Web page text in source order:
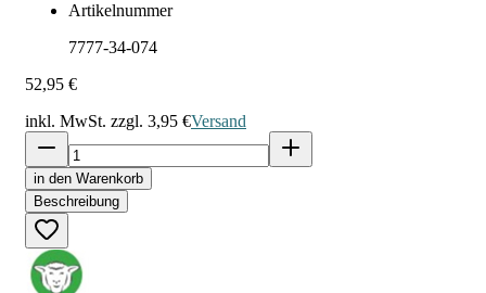
Artikelnummer
7777-34-074
52,95 €
inkl. MwSt. zzgl. 3,95 €Versand
in den Warenkorb
Beschreibung